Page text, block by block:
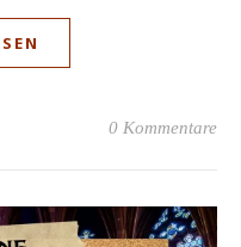
0 Kommentare